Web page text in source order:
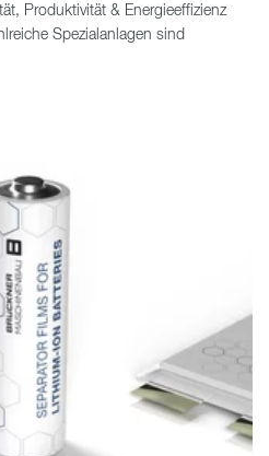
Produktivität & Energieeffizienz
Spezialanlagen sind